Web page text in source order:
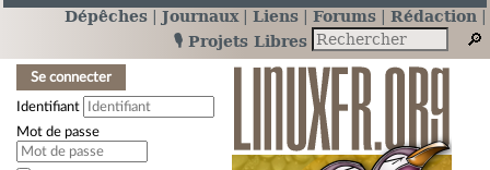
Dépêches Journaux Liens Forums
Rédaction
🎙️ Projets Libres
Se connecter
Identifiant
Mot de passe